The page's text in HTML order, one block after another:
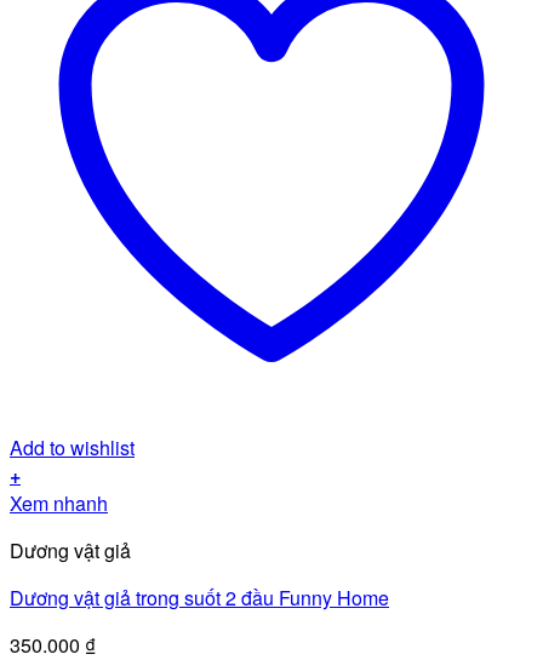
Add to wishlist
+
Xem nhanh
Dương vật giả
Dương vật giả trong suốt 2 đầu Funny Home
350.000 ₫